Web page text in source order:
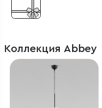
Коллекция Abbey